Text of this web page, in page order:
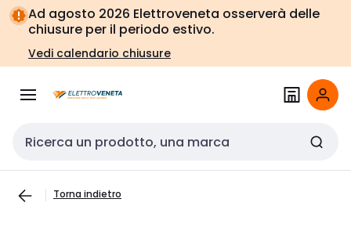
Vai alla
navigazione
Vai
alla
pagina
Ad agosto 2026 Elettroveneta osserverà delle
chiusure per il periodo estivo.
Vedi calendario chiusure
Cerca input
Torna indietro